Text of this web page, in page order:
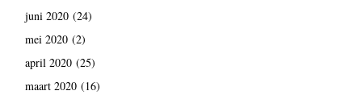
juni 2020(24)
mei 2020(2)
april 2020(25)
maart 2020(16)